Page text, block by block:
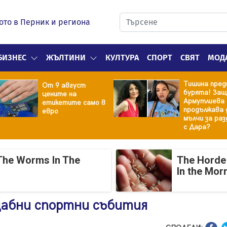
в Перник и региона
ЖЪЛТИНИ КУЛТУРА СПОРТ СВЯТ
От 9 август
цените на
етикетите само в
евро
Тишина
бурята!
Армутлиева
продължава
мълчи за
с Дара?
Worms In The
The
In the
спортни събития